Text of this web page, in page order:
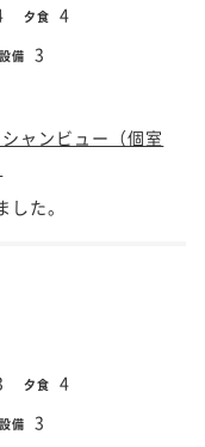
夕食 4
備 3
ャンビュー（個室
た。
夕食 4
備 3